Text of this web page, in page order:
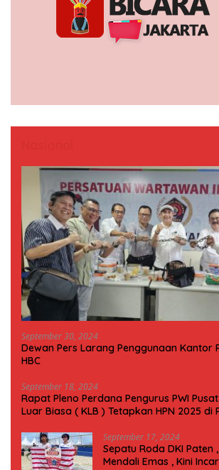
September 30, 2024
Dewan Pers Larang Penggunaan Kantor
HBC
September 18, 2024
Rapat Pleno Perdana Pengurus PWI
Luar Biasa ( KLB ) Tetapkan HPN 2025 di
September 17, 2024
Sepatu Roda DKI Paten
Mendali Emas , Kini